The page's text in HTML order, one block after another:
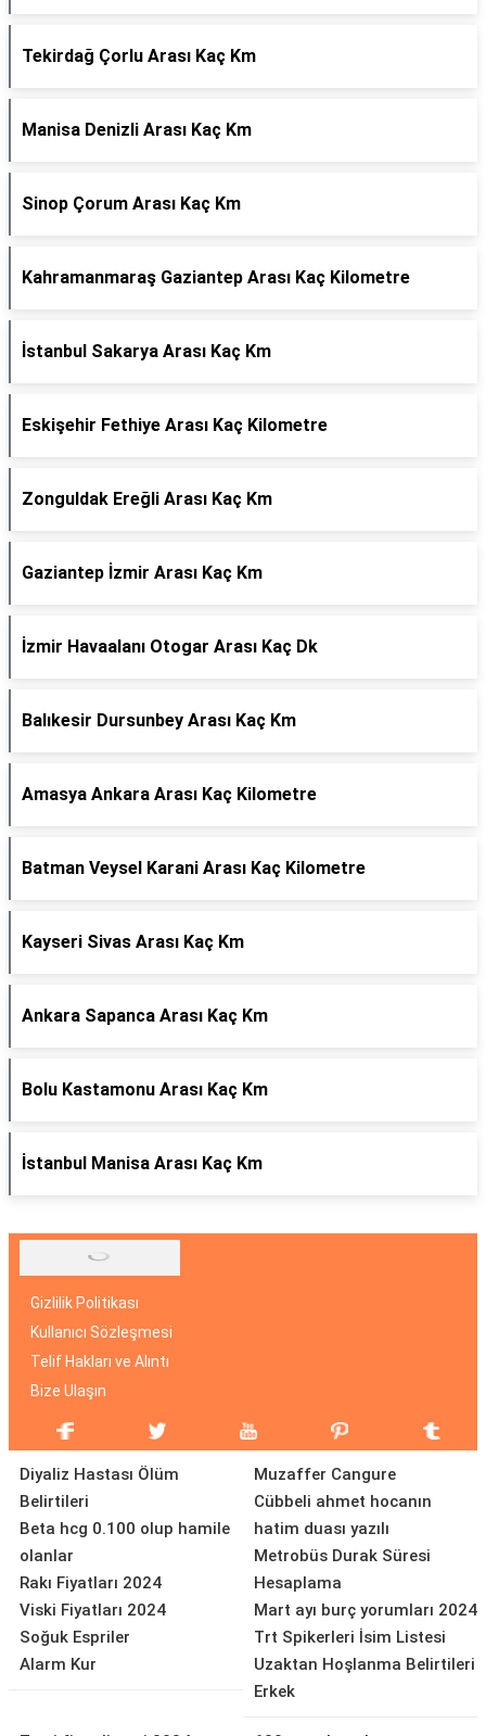
Tekirdağ Çorlu Arası Kaç Km
Manisa Denizli Arası Kaç Km
Sinop Çorum Arası Kaç Km
Kahramanmaraş Gaziantep Arası Kaç Kilometre
İstanbul Sakarya Arası Kaç Km
Eskişehir Fethiye Arası Kaç Kilometre
Zonguldak Ereğli Arası Kaç Km
Gaziantep İzmir Arası Kaç Km
İzmir Havaalanı Otogar Arası Kaç Dk
Balıkesir Dursunbey Arası Kaç Km
Amasya Ankara Arası Kaç Kilometre
Batman Veysel Karani Arası Kaç Kilometre
Kayseri Sivas Arası Kaç Km
Ankara Sapanca Arası Kaç Km
Bolu Kastamonu Arası Kaç Km
İstanbul Manisa Arası Kaç Km
Gizlilik Politikası
Kullanıcı Sözleşmesi
Telif Hakları ve Alıntı
Bize Ulaşın
Diyaliz Hastası Ölüm
Belirtileri
Beta hcg 0.100 olup hamile
olanlar
Rakı Fiyatları 2024
Viski Fiyatları 2024
Soğuk Espriler
Alarm Kur
Muzaffer Cangure
Cübbeli ahmet hocanın
hatim duası yazılı
Metrobüs Durak Süresi
Hesaplama
Mart ayı burç yorumları 2024
Trt Spikerleri İsim Listesi
Uzaktan Hoşlanma Belirtileri
Erkek